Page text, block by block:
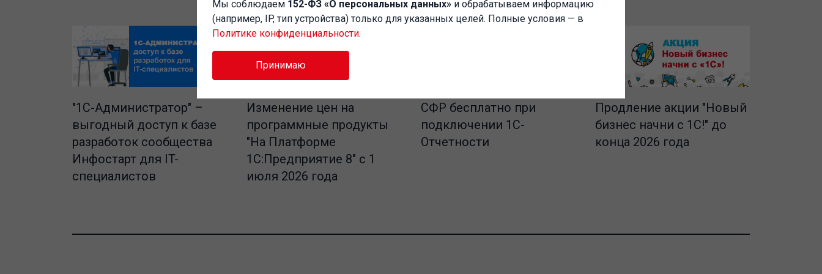
"1C-Администратор" –
выгодный доступ к базе
разработок сообщества
Инфостарт для IT-
специалистов
Изменение цен на
программные продукты
"На Платформе
1С:Предприятие 8" с 1
июля 2026 года
СФР бесплатно при
подключении 1С-
Отчетности
Продление акции "Новый
бизнес начни с 1С!" до
конца 2026 года
Мы соблюдаем 152-ФЗ «О персональных данных» и обрабатываем информацию
(например, IP, тип устройства) только для указанных целей. Полные условия — в
Политике конфиденциальности.
Принимаю